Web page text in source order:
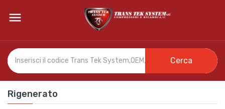

Cerca
Rigenerato